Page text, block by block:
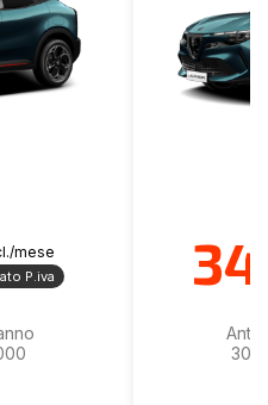
mese
P.iva